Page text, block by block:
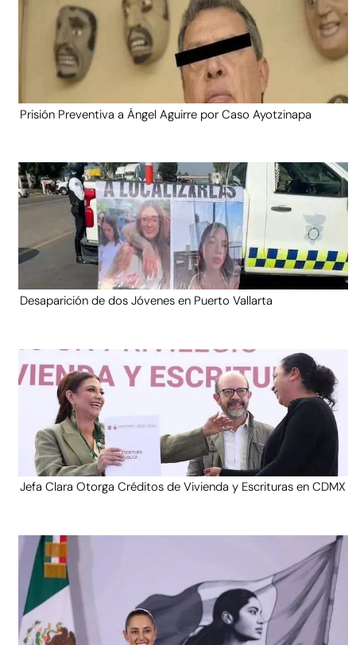
Prisión Preventiva a Ángel Aguirre por Caso Ayotzinapa
Desaparición de dos Jóvenes en Puerto Vallarta
Jefa Clara Otorga Créditos de Vivienda y Escrituras en CDMX